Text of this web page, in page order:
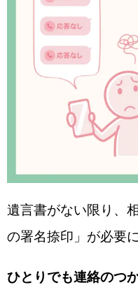
遺言書がない限り、
の署名捺印」が必要
ひとりでも連絡のつ